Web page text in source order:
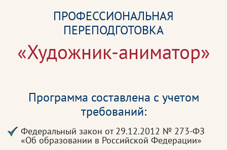
ПРОФЕССИОНАЛЬНАЯ
ПЕРЕПОДГОТОВКА
«Художник-аниматор»
Программа составлена с учетом
требований:
Федеральный закон от 29.12.2012 № 273-ФЗ
«Об образовании в Российской Федерации»